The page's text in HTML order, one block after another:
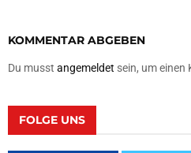
KOMMENTAR ABGEBEN
Du musst angemeldet sein, um einen
FOLGE UNS